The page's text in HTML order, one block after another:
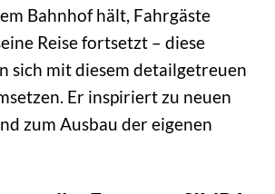
Bahnhof hält, Fahrgäste
Reise fortsetzt – diese
sich mit diesem detailgetreuen
Er inspiriert zu neuen
zum Ausbau der eigenen